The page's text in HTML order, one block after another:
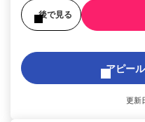
後で見る
アピー
更新